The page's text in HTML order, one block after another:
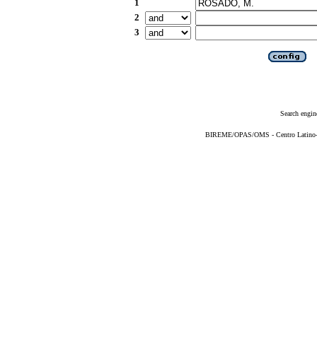
1
2
3
Search
BIREME/OPAS/OMS - Centro Latino-